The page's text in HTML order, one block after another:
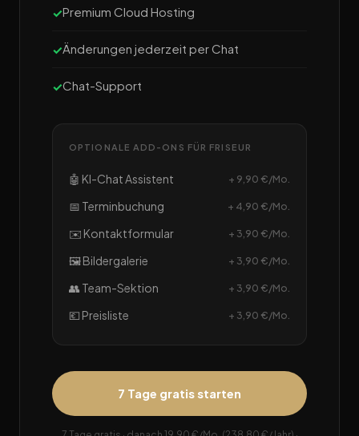
Premium Cloud Hosting
Änderungen jederzeit per Chat
Chat-Support
OPTIONALE ADD-ONS FÜR FRISEUR
🤖 KI-Chat Assistent + 9,90 €/Mo.
📅 Terminbuchung + 4,90 €/Mo.
✉️ Kontaktformular + 3,90 €/Mo.
🖼️ Bildergalerie + 3,90 €/Mo.
👥 Team-Sektion + 3,90 €/Mo.
💶 Preisliste + 3,90 €/Mo.
7 Tage gratis starten